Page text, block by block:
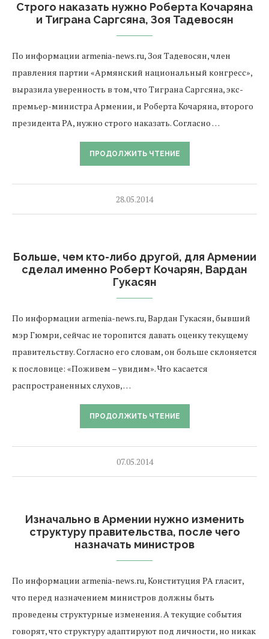
Строго наказать нужно Роберта Кочаряна
и Тиграна Саргсяна, Зоя Тадевосян
По информации armenia-news.ru, Зоя Тадевосян, член
правления партии «Армянский национальный конгресс»,
выразила уверенность в том, что Тиграна Саргсяна, экс-
премьер-министра Армении, и Роберта Кочаряна, второго
президента РА, нужно строго наказать. Согласно …
ПРОДОЛЖИТЬ ЧТЕНИЕ
28.05.2014
Больше, чем кто-либо другой, для Армении
сделал именно Роберт Кочарян, Вардан
Гукасян
По информации armenia-news.ru, Вардан Гукасян, бывший
мэр Гюмри, сейчас не торопится давать оценку текущему
правительству. Согласно его словам, он больше склоняется
к пословице: «Поживем – увидим». Что касается
распространенных слухов, …
ПРОДОЛЖИТЬ ЧТЕНИЕ
07.05.2014
Изначально в Армении нужно изменить
структуру правительства, после чего
назначать министров
По информации armenia-news.ru, Конституция РА гласит,
что перед назначением министров должны быть
проведены структурные изменения. А текущие события
говорят, что структуру адаптируют под личности, но никак